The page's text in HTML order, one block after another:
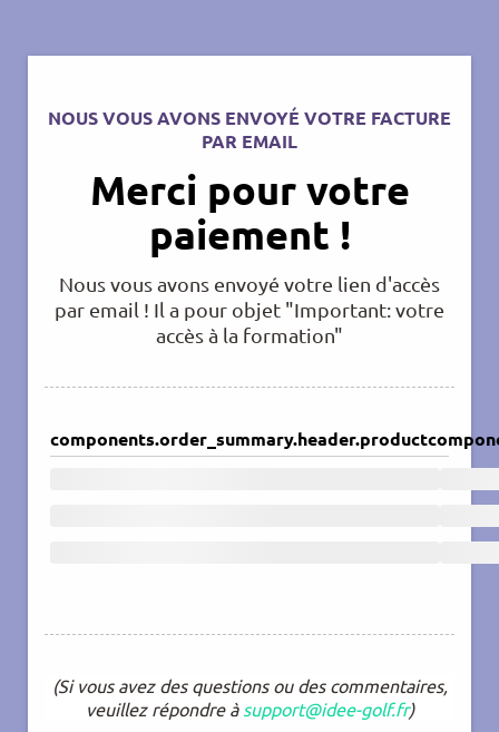
NOUS VOUS AVONS ENVOYÉ VOTRE FACTURE
PAR EMAIL
Merci pour votre
paiement !
Nous vous avons envoyé votre lien d'accès
par email ! Il a pour objet "Important: votre
accès à la formation"
components.order_summary.header.product
(Si vous avez des questions ou des commentaires,
veuillez répondre à support@idee-golf.fr)